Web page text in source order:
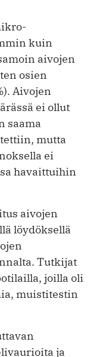
kuin
aivojen
osien
Aivojen
ei ollut
saama
mutta
ei
havaittuihin
aivojen
löydöksellä
Tutkijat
joilla oli
muistitestin
ja